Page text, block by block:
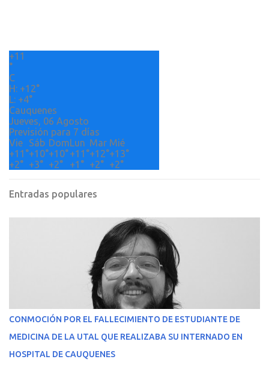
s
+11
°
C
H: +12°
L: +4°
Cauquenes
Jueves, 06 Agosto
Previsión para 7 días
Vie
Sáb DomLun Mar Mié
+11°+10°+10°+11°+12°+13°
+2° +3° +2° +1° +2° +2°
Entradas populares
CONMOCIÓN POR EL FALLECIMIENTO DE ESTUDIANTE DE
MEDICINA DE LA UTAL QUE REALIZABA SU INTERNADO EN
HOSPITAL DE CAUQUENES